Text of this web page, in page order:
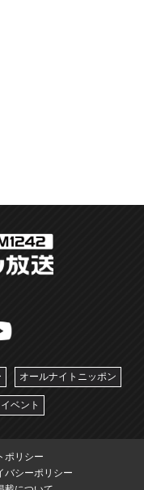
オールナイトニッポン
イベント
ポリシー
バシーポリシー